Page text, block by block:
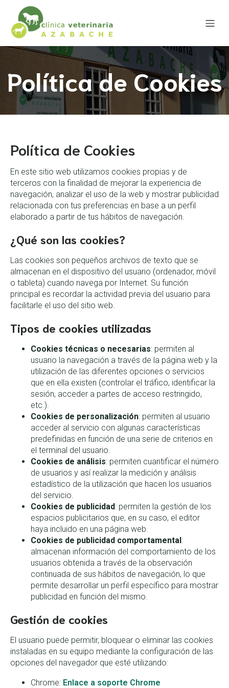
Política de Cookies
Política de Cookies
En este sitio web utilizamos cookies propias y de
terceros con la finalidad de mejorar la experiencia de
navegación, analizar el uso de la web y mostrar publicidad
relacionada con tus preferencias en base a un perfil
elaborado a partir de tus hábitos de navegación.
¿Qué son las cookies?
Las cookies son pequeños archivos de texto que se
almacenan en el dispositivo del usuario (ordenador, móvil
o tableta) cuando navega por Internet. Su función
principal es recordar la actividad previa del usuario para
facilitarle el uso del sitio web.
Tipos de cookies utilizadas
Cookies técnicas o necesarias: permiten al
usuario la navegación a través de la página web y la
utilización de las diferentes opciones o servicios
que en ella existen (controlar el tráfico, identificar la
sesión, acceder a partes de acceso restringido,
etc.).
Cookies de personalización: permiten al usuario
acceder al servicio con algunas características
predefinidas en función de una serie de criterios en
el terminal del usuario.
Cookies de análisis: permiten cuantificar el número
de usuarios y así realizar la medición y análisis
estadístico de la utilización que hacen los usuarios
del servicio.
Cookies de publicidad: permiten la gestión de los
espacios publicitarios que, en su caso, el editor
haya incluido en una página web.
Cookies de publicidad comportamental:
almacenan información del comportamiento de los
usuarios obtenida a través de la observación
continuada de sus hábitos de navegación, lo que
permite desarrollar un perfil específico para mostrar
publicidad en función del mismo.
Gestión de cookies
El usuario puede permitir, bloquear o eliminar las cookies
instaladas en su equipo mediante la configuración de las
opciones del navegador que esté utilizando:
Chrome: Enlace a soporte Chrome